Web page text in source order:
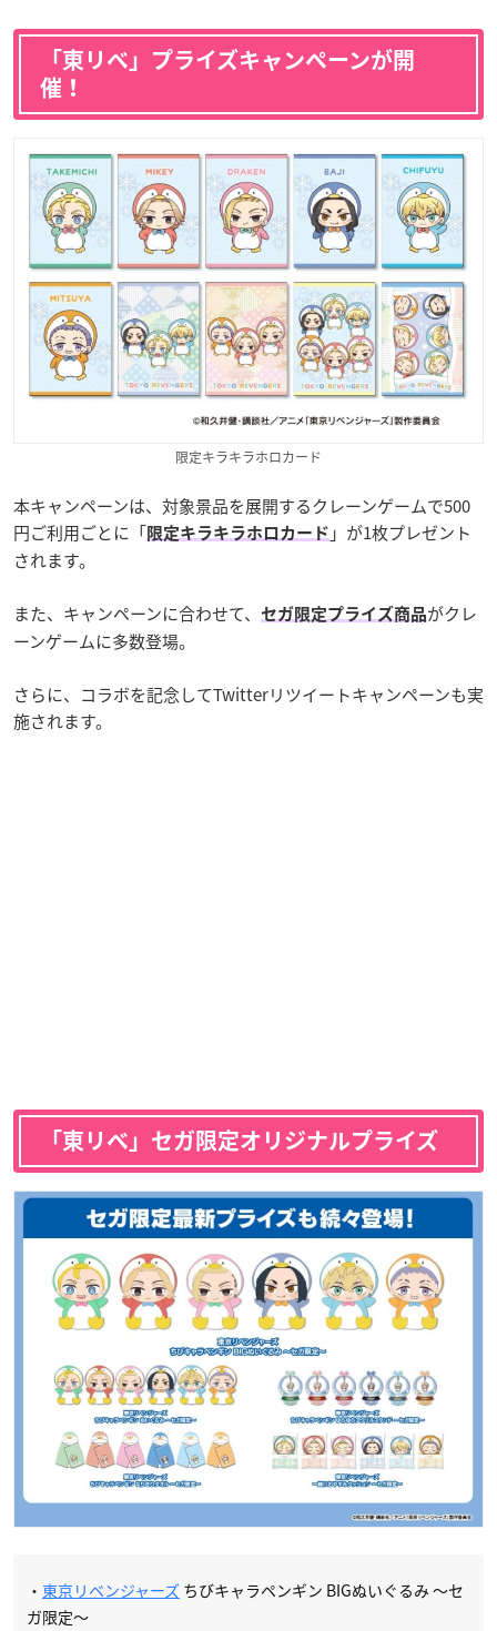
「東リベ」プライズキャンペーンが開
催！
限定キラキラホロカード
本キャンペーンは、対象景品を展開するクレーンゲームで500
円ご利用ごとに「限定キラキラホロカード 」が1枚プレゼント
されます。
また、キャンペーンに合わせて、 セガ限定プライズ商品がクレ
ーンゲームに多数登場。
さらに、コラボを記念してTwitterリツイートキャンペーンも実
施されます。
「東リベ」セガ限定オリジナルプライズ
・ 東京リベンジャーズ ちびキャラペンギン BIGぬいぐるみ ～セ
ガ限定～